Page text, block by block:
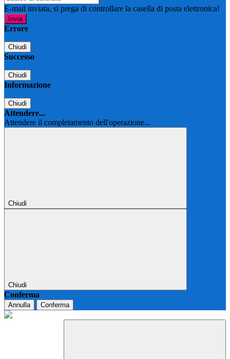
E-mail inviata, si prega di controllare la casella di posta elettronica!
Errore
Chiudi
Successo
Chiudi
Informazione
Chiudi
Attendere...
Attendere il completamento dell'operazione...
Chiudi
Chiudi
Conferma
Annulla Conferma